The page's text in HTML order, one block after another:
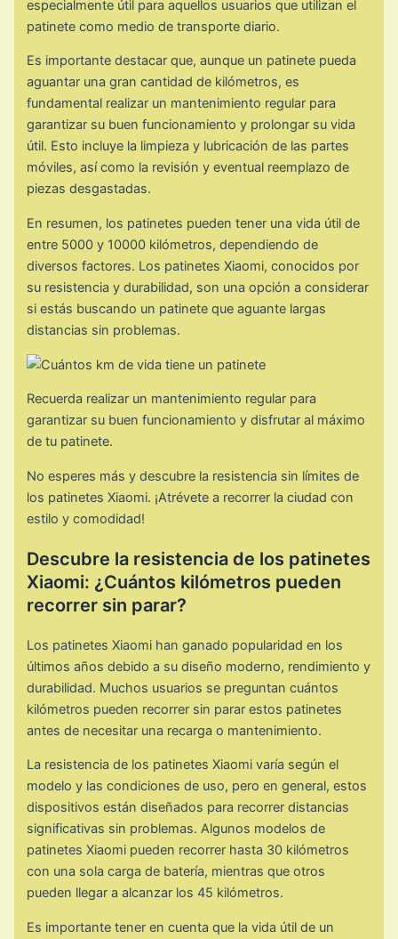
especialmente útil para aquellos usuarios que utilizan el
patinete como medio de transporte diario.
Es importante destacar que, aunque un patinete pueda
aguantar una gran cantidad de kilómetros, es
fundamental realizar un mantenimiento regular para
garantizar su buen funcionamiento y prolongar su vida
útil. Esto incluye la limpieza y lubricación de las partes
móviles, así como la revisión y eventual reemplazo de
piezas desgastadas.
En resumen, los patinetes pueden tener una vida útil de
entre 5000 y 10000 kilómetros, dependiendo de
diversos factores. Los patinetes Xiaomi, conocidos por
su resistencia y durabilidad, son una opción a considerar
si estás buscando un patinete que aguante largas
distancias sin problemas.
Recuerda realizar un mantenimiento regular para
garantizar su buen funcionamiento y disfrutar al máximo
de tu patinete.
No esperes más y descubre la resistencia sin límites de
los patinetes Xiaomi. ¡Atrévete a recorrer la ciudad con
estilo y comodidad!
Descubre la resistencia de los patinetes
Xiaomi: ¿Cuántos kilómetros pueden
recorrer sin parar?
Los patinetes Xiaomi han ganado popularidad en los
últimos años debido a su diseño moderno, rendimiento y
durabilidad. Muchos usuarios se preguntan cuántos
kilómetros pueden recorrer sin parar estos patinetes
antes de necesitar una recarga o mantenimiento.
La resistencia de los patinetes Xiaomi varía según el
modelo y las condiciones de uso, pero en general, estos
dispositivos están diseñados para recorrer distancias
significativas sin problemas. Algunos modelos de
patinetes Xiaomi pueden recorrer hasta 30 kilómetros
con una sola carga de batería, mientras que otros
pueden llegar a alcanzar los 45 kilómetros.
Es importante tener en cuenta que la vida útil de un